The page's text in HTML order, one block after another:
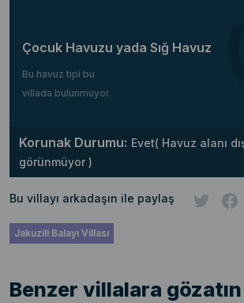
Çocuk Havuzu yada Sığ Havuz
Bu havuz tipi bu
villada bulunmuyor.
Korunak Durumu: Evet( Havuz alanı
görünmüyor )
Bu villayı arkadaşın ile paylaş
Jakuzili Balayı Villası
Benzer villalara gözatın